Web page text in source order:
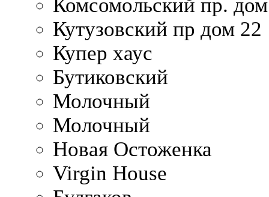
Комсомольский пр.
Кутузовский пр дом 22
Купер хаус
Бутиковский
Молочный
Молочный
Новая Остоженка
Virgin House